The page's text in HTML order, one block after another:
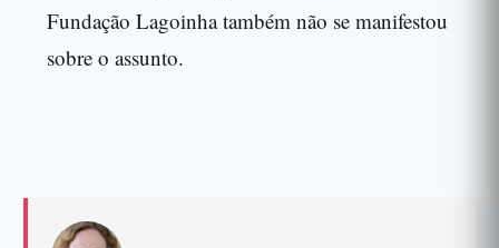
Fundação Lagoinha também não se manifestou
sobre o assunto.